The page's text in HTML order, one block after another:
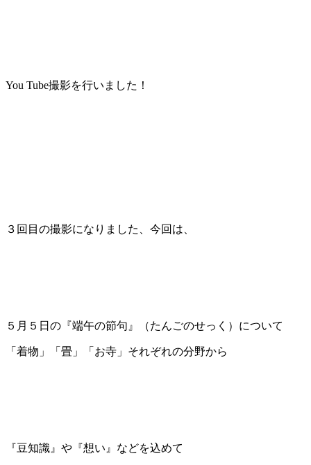
You Tube撮影を行いました！
３回目の撮影になりました、今回は、
５月５日の『端午の節句』（たんごのせっく）について
「着物」「畳」「お寺」それぞれの分野から
『豆知識』や『想い』などを込めて